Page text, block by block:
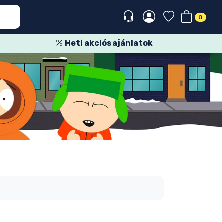
0
Heti akciós ajánlatok